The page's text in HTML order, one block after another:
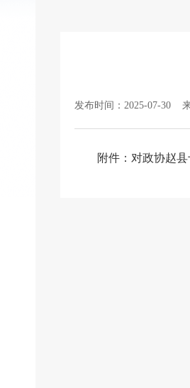
发布时间：2025-07-30
附件： 对政协赵